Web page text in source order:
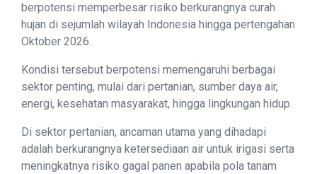
berpotensi memperbesar risiko berkurangnya curah
hujan di sejumlah wilayah Indonesia hingga pertengahan
Oktober 2026.
Kondisi tersebut berpotensi memengaruhi berbagai
sektor penting, mulai dari pertanian, sumber daya air,
energi, kesehatan masyarakat, hingga lingkungan hidup.
Di sektor pertanian, ancaman utama yang dihadapi
adalah berkurangnya ketersediaan air untuk irigasi serta
meningkatnya risiko gagal panen apabila pola tanam